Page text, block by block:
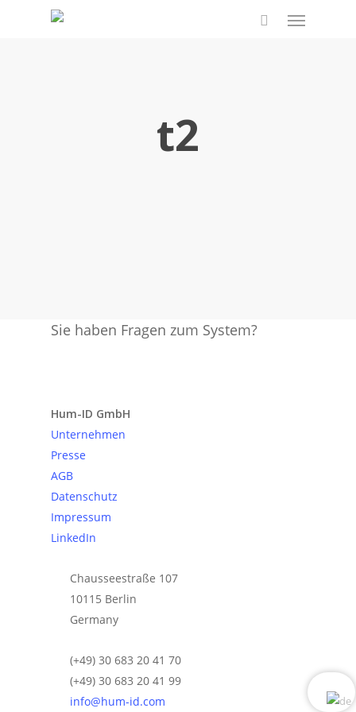
Menu
t2
Sie haben Fragen zum System?
Hum-ID GmbH
Unternehmen
Presse
AGB
Datenschutz
Impressum
LinkedIn
Chausseestraße 107
10115 Berlin
Germany
(+49) 30 683 20 41 70
(+49) 30 683 20 41 99
info@hum-id.com